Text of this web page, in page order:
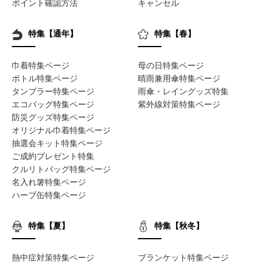
ポイント確認方法 キャンセル
特集【通年】
巾着特集ページ
ボトル特集ページ
タンブラー特集ページ
エコバッグ特集ページ
防災グッズ特集ページ
オリジナル巾着特集ページ
抽選会キット特集ページ
ご成約プレゼント特集
クルリトバッグ特集ページ
名入れ箸特集ページ
ハーブ缶特集ページ
特集【春】
母の日特集ページ
晴雨兼用傘特集ページ
雨傘・レイングッズ特集
紫外線対策特集ページ
特集【夏】
熱中症対策特集ページ
特集【秋冬】
ブランケット特集ページ